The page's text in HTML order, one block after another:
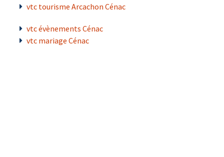
vtc tourisme Arcachon Cénac
vtc évènements Cénac
vtc mariage Cénac